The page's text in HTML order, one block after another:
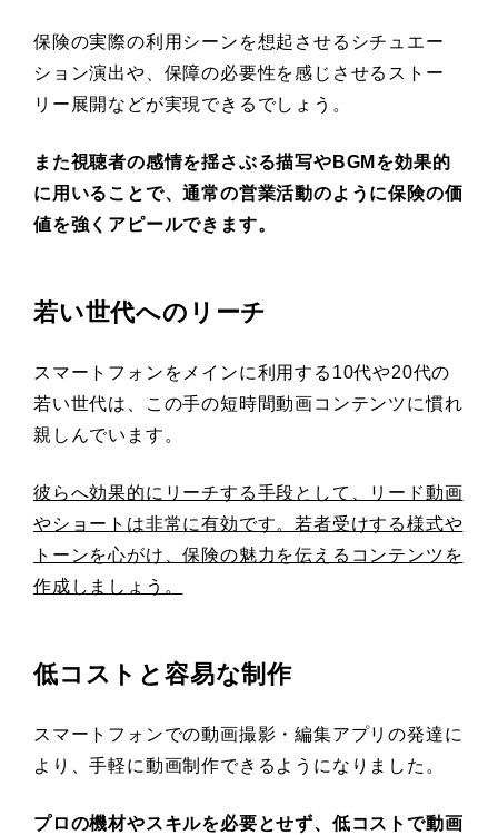
保険の実際の利用シーンを想起させるシチュエー
ション演出や、保障の必要性を感じさせるストー
リー展開などが実現できるでしょう。
また視聴者の感情を揺さぶる描写やBGMを効果的
に用いることで、通常の営業活動のように保険の価
値を強くアピールできます。
若い世代へのリーチ
スマートフォンをメインに利用する10代や20代の
若い世代は、この手の短時間動画コンテンツに慣れ
親しんでいます。
彼らへ効果的にリーチする手段として、リード動画
やショートは非常に有効です。若者受けする様式や
トーンを心がけ、保険の魅力を伝えるコンテンツを
作成しましょう。
低コストと容易な制作
スマートフォンでの動画撮影・編集アプリの発達に
より、手軽に動画制作できるようになりました。
プロの機材やスキルを必要とせず、低コストで動画